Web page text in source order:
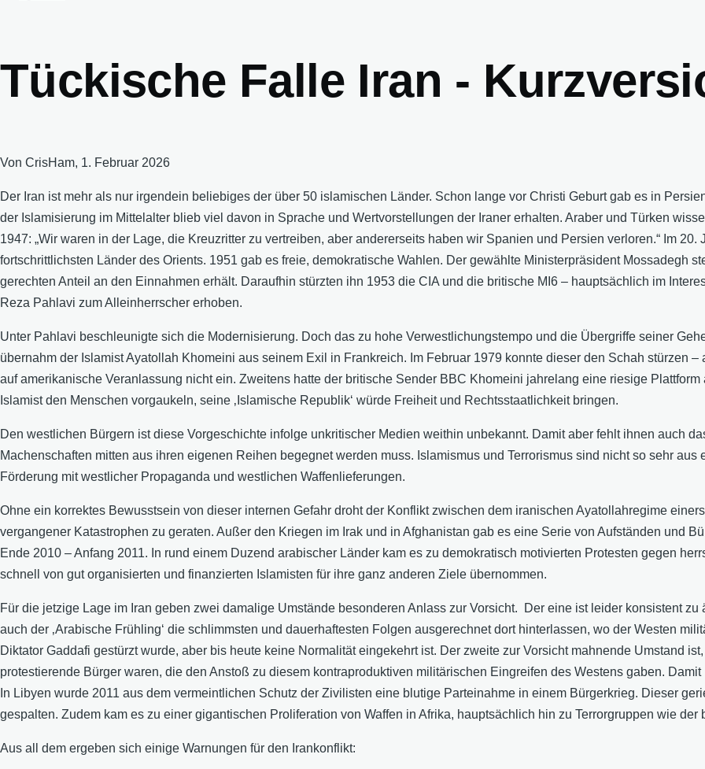
Tückische Falle Iran -
Von CrisHam, 1. Februar 2026
Der Iran ist mehr als nur irgendein beliebiges der über 50 islamischen Länder. Schon lange vor Christi Geburt gab es in
der Islamisierung im Mittelalter blieb viel davon in Sprache und Wertvorstellungen der Iraner erhalten. Araber und Türken
1947: „Wir waren in der Lage, die Kreuzritter zu vertreiben, aber andererseits haben wir Spanien und Persien verloren.“ Im
fortschrittlichsten Länder des Orients. 1951 gab es freie, demokratische Wahlen. Der gewählte Ministerpräsident Mossadegh
gerechten Anteil an den Einnahmen erhält. Daraufhin stürzten ihn 1953 die CIA und die britische MI6 – hauptsächlich im
Reza Pahlavi zum Alleinherrscher erhoben.
Unter Pahlavi beschleunigte sich die Modernisierung. Doch das zu hohe Verwestlichungstempo und die Übergriffe seiner
übernahm der Islamist Ayatollah Khomeini aus seinem Exil in Frankreich. Im Februar 1979 konnte dieser den Schah stürzen
auf amerikanische Veranlassung nicht ein. Zweitens hatte der britische Sender BBC Khomeini jahrelang eine riesige
Islamist den Menschen vorgaukeln, seine ‚Islamische Republik‘ würde Freiheit und Rechtsstaatlichkeit bringen.
Den westlichen Bürgern ist diese Vorgeschichte infolge unkritischer Medien weithin unbekannt. Damit aber fehlt ihnen auch
Machenschaften mitten aus ihren eigenen Reihen begegnet werden muss. Islamismus und Terrorismus sind nicht so sehr
Förderung mit westlicher Propaganda und westlichen Waffenlieferungen.
Ohne ein korrektes Bewusstsein von dieser internen Gefahr droht der Konflikt zwischen dem iranischen Ayatollahregime
vergangener Katastrophen zu geraten. Außer den Kriegen im Irak und in Afghanistan gab es eine Serie von Aufständen und
Ende 2010 – Anfang 2011. In rund einem Duzend arabischer Länder kam es zu demokratisch motivierten Protesten gegen
schnell von gut organisierten und finanzierten Islamisten für ihre ganz anderen Ziele übernommen.
Für die jetzige Lage im Iran geben zwei damalige Umstände besonderen Anlass zur Vorsicht. Der eine ist leider konsistent
auch der ‚Arabische Frühling‘ die schlimmsten und dauerhaftesten Folgen ausgerechnet dort hinterlassen, wo der Westen
Diktator Gaddafi gestürzt wurde, aber bis heute keine Normalität eingekehrt ist. Der zweite zur Vorsicht mahnende Umstand
protestierende Bürger waren, die den Anstoß zu diesem kontraproduktiven militärischen Eingreifen des Westens gaben.
In Libyen wurde 2011 aus dem vermeintlichen Schutz der Zivilisten eine blutige Parteinahme in einem Bürgerkrieg. Dieser
gespalten. Zudem kam es zu einer gigantischen Proliferation von Waffen in Afrika, hauptsächlich hin zu Terrorgruppen wie
Aus all dem ergeben sich einige Warnungen für den Irankonflikt: